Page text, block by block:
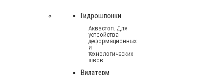
Гидрошпонки
Аквастоп. Для
устройства
деформационных
и
технологических
швов
Вилатерм